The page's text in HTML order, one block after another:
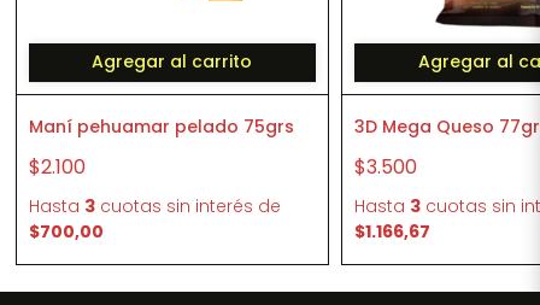
Agregar al carrito
Maní pehuamar pelado 75grs
$2.100
Hasta 3cuotas sin interés de
$700,00
Agregar al
3D Mega Queso
$3.500
Hasta 3 cuotas sin
$1.166,67